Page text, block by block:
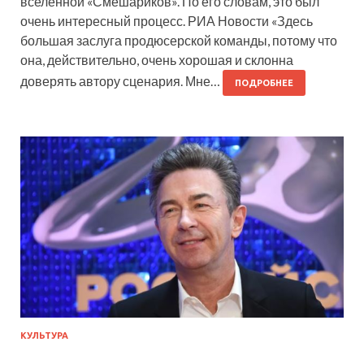
очень интересный процесс. РИА Новости «Здесь
большая заслуга продюсерской команды, потому что
она, действительно, очень хорошая и склонна
доверять автору сценария. Мне…
ПОДРОБНЕЕ
КУЛЬТУРА